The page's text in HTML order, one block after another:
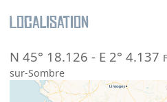
Localisation
N 45° 18.126 - E 2° 4.137
sur-Sombre